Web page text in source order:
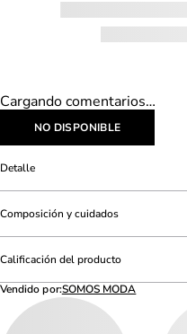
Cargando comentarios…
NO DISPONIBLE
Detalle
Composición y cuidados
Calificación del producto
Vendido por:SOMOS MODA